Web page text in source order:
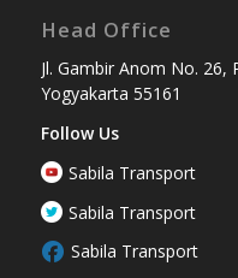
Head Office
Jl. Gambir Anom No.
Yogyakarta 55161
Follow Us
Sabila Transport
Sabila Transport
Sabila Transport